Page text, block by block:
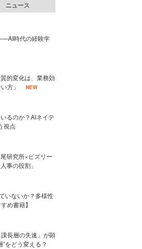
ニュース
時代の経験学
的変化は、業務効
方」
NEW
るのか？AIネイテ
視点
研究所×ビズリー
事の役割」
いないか？多様性
め書籍】
長層の失速」が顕
をどう変える？